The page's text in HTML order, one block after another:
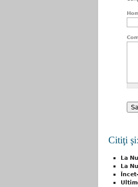
Citiţi şi:
La
La